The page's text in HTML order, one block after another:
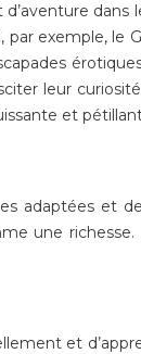
exemple,
leur
et
adaptées et
une
et